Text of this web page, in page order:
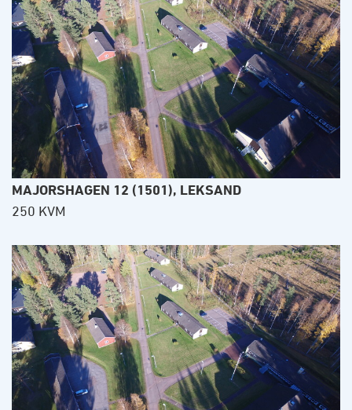
MAJORSHAGEN 12 (1501), LEKSAND
250 KVM